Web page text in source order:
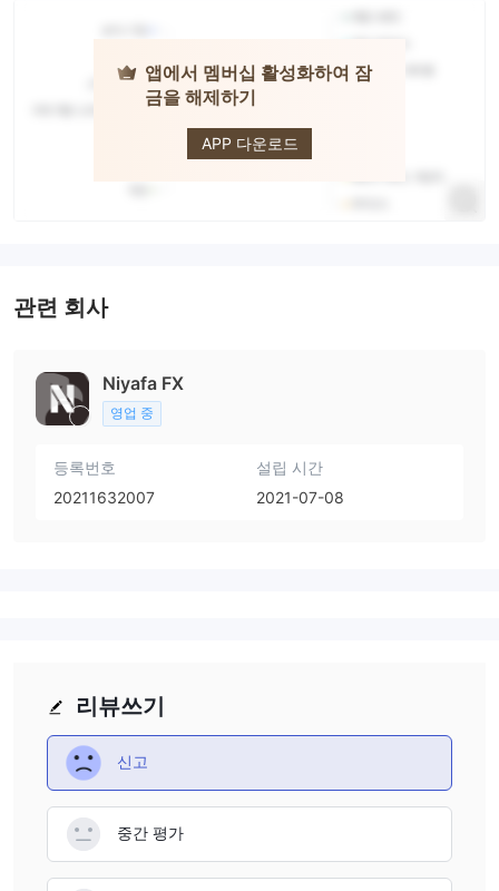
앱에서 멤버십 활성화하여 잠
금을 해제하기
APP 다운로드
Niyafa FX
관련 회사
Niyafa FX
영업 중
등록번호
20211632007
설립 시간
2021-07-08
리뷰쓰기
신고
중간 평가